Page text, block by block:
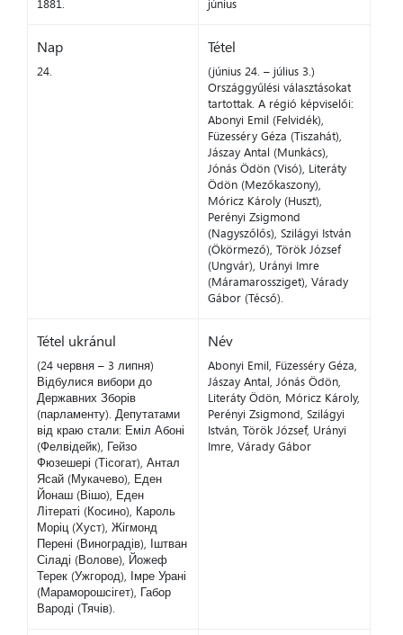
1881. június
Nap
24.
Tétel
(június 24. – július 3.)
Országgyűlési választásokat
tartottak. A régió képviselői:
Abonyi Emil (Felvidék),
Füzesséry Géza (Tiszahát),
Jászay Antal (Munkács),
Jónás Ödön (Visó), Literáty
Ödön (Mezőkaszony),
Móricz Károly (Huszt),
Perényi Zsigmond
(Nagyszőlős), Szilágyi István
(Ökörmező), Török József
(Ungvár), Urányi Imre
(Máramarossziget), Várady
Gábor (Técső).
Tétel ukránul
(24 червня – 3 липня)
Відбулися вибори до
Державних Зборів
(парламенту). Депутатами
від краю стали: Еміл Абоні
(Фелвідейк), Гейзо
Фюзешері (Тісогат), Антал
Ясай (Мукачево), Еден
Йонаш (Вішо), Еден
Літераті (Косино), Кароль
Моріц (Хуст), Жігмонд
Перені (Виноградів), Іштван
Сіладі (Волове), Йожеф
Терек (Ужгород), Імре Урані
(Мараморошсігет), Габор
Вароді (Тячів).
Név
Abonyi Emil, Füzesséry Géza,
Jászay Antal, Jónás Ödön,
Literáty Ödön, Móricz Károly,
Perényi Zsigmond, Szilágyi
István, Török József, Urányi
Imre, Várady Gábor